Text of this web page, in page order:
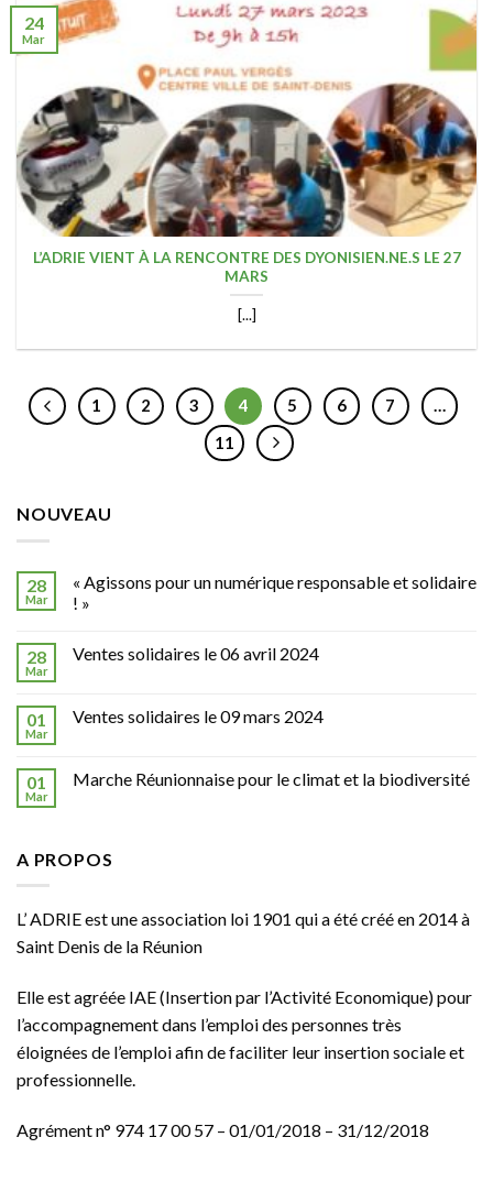
L’ADRIE VIENT À LA RENCONTRE DES DYONISIEN.NE.S LE 27
MARS
[...]
24
Mar
1 2 3 4 5 6 7
…
11
NOUVEAU
28
Mar
« Agissons pour un numérique responsable et solidaire
! »
28
Mar
Ventes solidaires le 06 avril 2024
01
Mar
Ventes solidaires le 09 mars 2024
01
Mar
Marche Réunionnaise pour le climat et la biodiversité
A PROPOS
L’ ADRIE est une association loi 1901 qui a été créé en 2014 à
Saint Denis de la Réunion
Elle est agréée IAE(Insertion par l’Activité Economique) pour
l’accompagnement dans l’emploi des personnes très
éloignées de l’emploi afin de faciliter leur insertion sociale et
professionnelle.
Agrément n° 974 17 00 57 – 01/01/2018 – 31/12/2018